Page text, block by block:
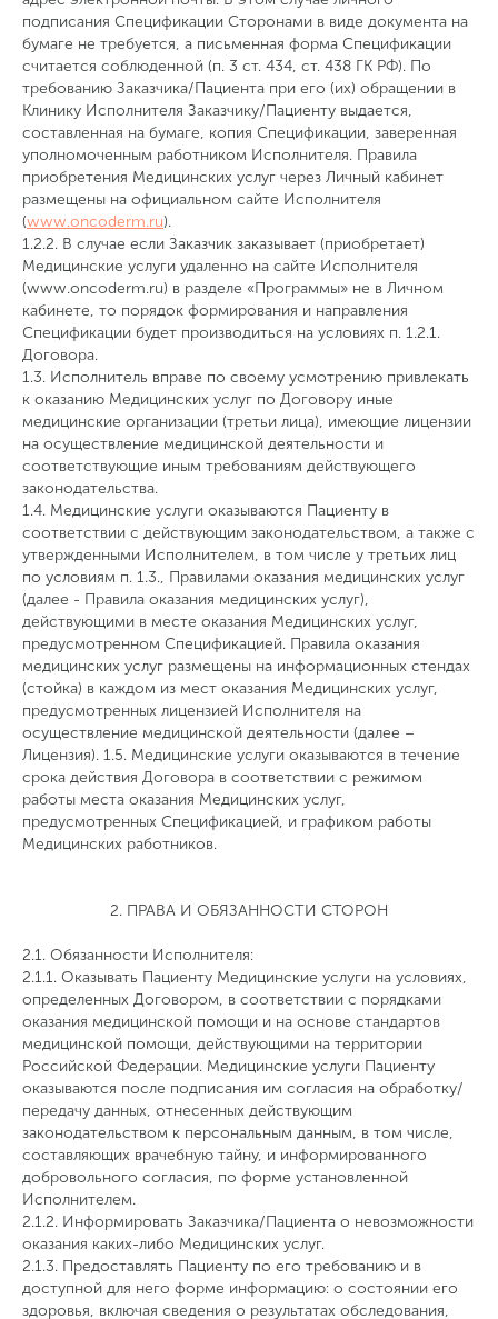
подписания Спецификации Сторонами в виде документа на
бумаге не требуется, а письменная форма Спецификации
считается соблюденной (п. 3 ст. 434, ст. 438 ГК РФ). По
требованию Заказчика/Пациента при его (их) обращении в
Клинику Исполнителя Заказчику/Пациенту выдается,
составленная на бумаге, копия Спецификации, заверенная
уполномоченным работником Исполнителя. Правила
приобретения Медицинских услуг через Личный кабинет
размещены на официальном сайте Исполнителя
(www.oncoderm.ru).
1.2.2. В случае если Заказчик заказывает (приобретает)
Медицинские услуги удаленно на сайте Исполнителя
(www.oncoderm.ru) в разделе «Программы» не в Личном
кабинете, то порядок формирования и направления
Спецификации будет производиться на условиях п. 1.2.1.
Договора.
1.3. Исполнитель вправе по своему усмотрению привлекать
к оказанию Медицинских услуг по Договору иные
медицинские организации (третьи лица), имеющие лицензии
на осуществление медицинской деятельности и
соответствующие иным требованиям действующего
законодательства.
1.4. Медицинские услуги оказываются Пациенту в
соответствии с действующим законодательством, а также с
утвержденными Исполнителем, в том числе у третьих лиц
по условиям п. 1.3., Правилами оказания медицинских услуг
(далее - Правила оказания медицинских услуг),
действующими в месте оказания Медицинских услуг,
предусмотренном Спецификацией. Правила оказания
медицинских услуг размещены на информационных стендах
(стойка) в каждом из мест оказания Медицинских услуг,
предусмотренных лицензией Исполнителя на
осуществление медицинской деятельности (далее –
Лицензия). 1.5. Медицинские услуги оказываются в течение
срока действия Договора в соответствии с режимом
работы места оказания Медицинских услуг,
предусмотренных Спецификацией, и графиком работы
Медицинских работников.
2. ПРАВА И ОБЯЗАННОСТИ СТОРОН
2.1. Обязанности Исполнителя:
2.1.1. Оказывать Пациенту Медицинские услуги на условиях,
определенных Договором, в соответствии с порядками
оказания медицинской помощи и на основе стандартов
медицинской помощи, действующими на территории
Российской Федерации. Медицинские услуги Пациенту
оказываются после подписания им согласия на обработку/
передачу данных, отнесенных действующим
законодательством к персональным данным, в том числе,
составляющих врачебную тайну, и информированного
добровольного согласия, по форме установленной
Исполнителем.
2.1.2. Информировать Заказчика/Пациента о невозможности
оказания каких-либо Медицинских услуг.
2.1.3. Предоставлять Пациенту по его требованию и в
доступной для него форме информацию: о состоянии его
здоровья, включая сведения о результатах обследования,